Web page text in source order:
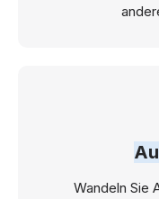
Wandeln Sie